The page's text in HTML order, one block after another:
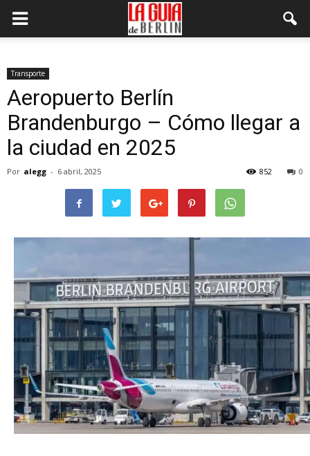
Transporte
Aeropuerto Berlín
Brandenburgo – Cómo llegar a
la ciudad en 2025
Por alegg - 6 abril, 2025 0
852